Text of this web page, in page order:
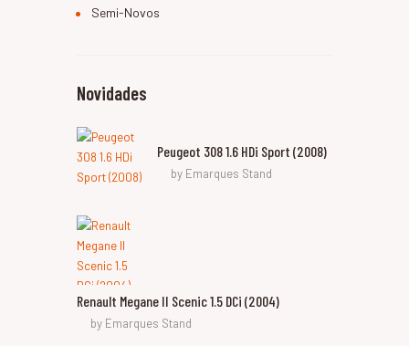
Semi-Novos
Novidades
Peugeot 308 1.6 HDi Sport (2008)
by Emarques Stand
Renault Megane II Scenic 1.5 DCi (2004)
by Emarques Stand